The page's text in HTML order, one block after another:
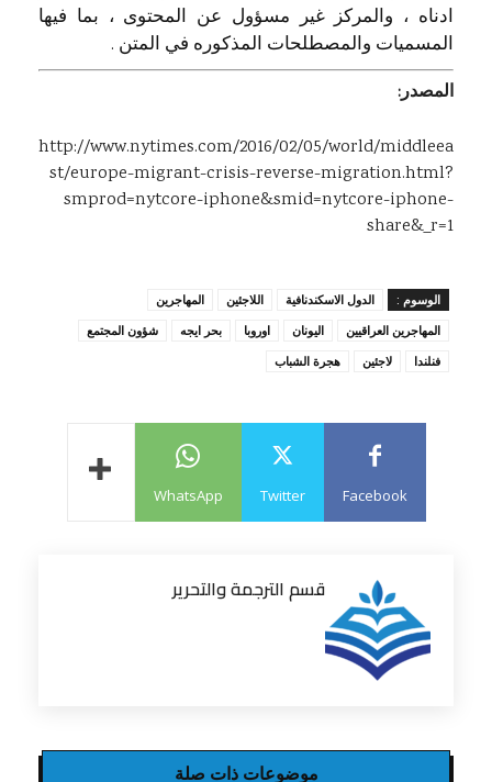
ادناه ، والمركز غير مسؤول عن المحتوى ، بما فيها
المسميات والمصطلحات المذكوره في المتن .
المصدر:
http://www.nytimes.com/2016/02/05/world/middleea
st/europe-migrant-crisis-reverse-migration.html?
smprod=nytcore-iphone&smid=nytcore-iphone-
share&_r=1
الوسوم : الدول الاسكندنافية اللاجئين
المهاجرين
المهاجرين العراقيين
اليونان اوروبا بحر ايجه
شؤون المجتمع
فنلندا
لاجئين هجرة الشباب
Facebook
Twitter
WhatsApp
قسم الترجمة والتحرير
موضوعات ذات صلة